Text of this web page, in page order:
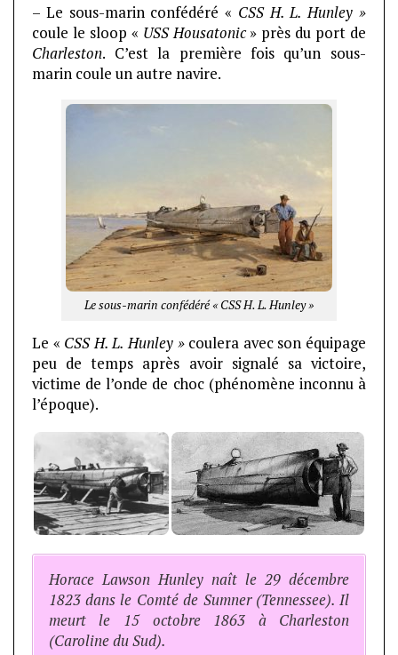
– Le sous-marin confédéré « CSS H. L. Hunley »
coule le sloop « USS Housatonic» près du port de
Charleston. C’est la première fois qu’un sous-
marin coule un autre navire.
Le sous-marin confédéré « CSS H. L. Hunley »
Le « CSS H. L. Hunley »coulera avec son équipage
peu de temps après avoir signalé sa victoire,
victime de l’onde de choc (phénomène inconnu à
l’époque).
Horace Lawson Hunley naît le 29 décembre
1823 dans le Comté de Sumner (Tennessee). Il
meurt le 15 octobre 1863 à Charleston
(Caroline du Sud).